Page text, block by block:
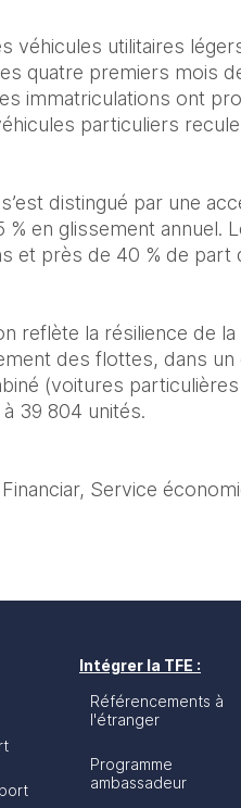
véhicules utilitaires
quatre premiers mois
immatriculations ont
particuliers
s’est distingué par une
% en glissement annuel.
et près de 40 % de part
reflète la résilience de
des flottes, dans
(voitures
39 804 unités.
Service
Intégrer la TFE :
Référencements à
l'étranger
Programme
ambassadeur